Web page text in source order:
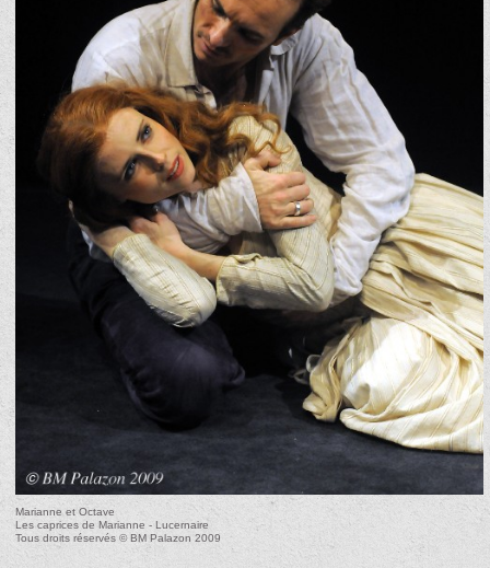
Marianne et Octave
Les caprices de Marianne - Lucernaire
Tous droits réservés © BM Palazon 2009